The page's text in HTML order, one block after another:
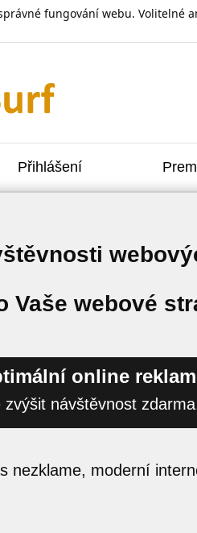
fungování webu. Volitelné
Přihlášení
Vaše webové
online
návštěvnost
nezklame, moderní